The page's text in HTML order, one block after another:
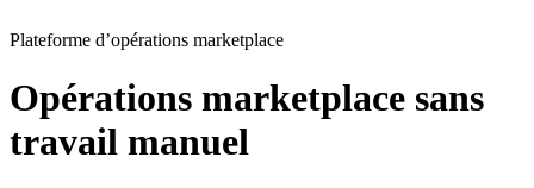
Plateforme d’opérations marketplace
Opérations marketplace sans
travail manuel